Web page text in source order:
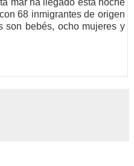
68 inmigrantes de origen
son bebés, ocho mujeres y